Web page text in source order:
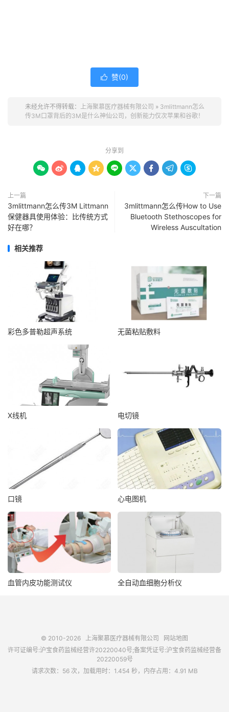
 赞(0)
未经允许不得转载： 上海聚慕医疗器械有限公司 » 3mlittmann怎么
传3M口罩背后的3M是什么神仙公司，创新能力仅次苹果和谷歌！
分享到
        
上一篇
3mlittmann怎么传3M Littmann
保健器具使用体验：比传统方式
好在哪？
下一篇
3mlittmann怎么传How to Use
Bluetooth Stethoscopes for
Wireless Auscultation
相关推荐
彩色多普勒超声系统 无菌粘贴敷料
X线机 电切镜
口镜 心电图机
血管内皮功能测试仪 全自动血细胞分析仪
© 2010-2026 上海聚慕医疗器械有限公司
网站地图
许可证编号:沪宝食药监械经营许20220040号;备案凭证号:沪宝食药监械经营备
20220059号
请求次数：56 次，加载用时：1.454 秒，内存占用：4.91 MB